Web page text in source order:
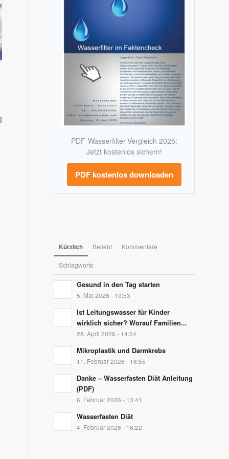
PDF-Wasserfilter-Vergleich 2025:
Jetzt kostenlos sichern!
PDF kostenlos downloaden
Kürzlich Beliebt Kommentare
Schlagworte
Gesund in den Tag starten
5. Mai 2026 - 10:53
Ist Leitungswasser für Kinder
wirklich sicher? Worauf Familien...
28. April 2026 - 14:54
Mikroplastik und Darmkrebs
11. Februar 2026 - 16:55
Danke – Wasserfasten Diät Anleitung
(PDF)
6. Februar 2026 - 13:41
Wasserfasten Diät
4. Februar 2026 - 16:22